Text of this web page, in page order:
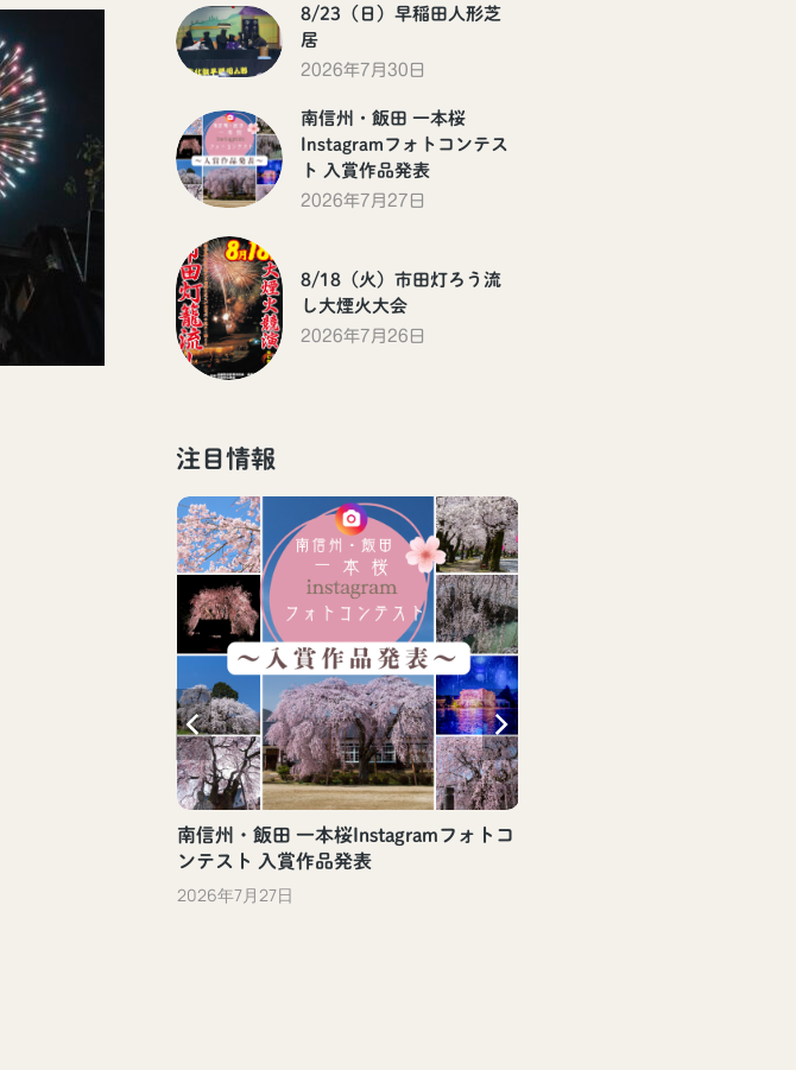
8/23（日）早稲田人形芝
居
2026年7月30日
南信州・飯田 一本桜
Instagramフォトコンテス
ト 入賞作品発表
2026年7月27日
8/18（火）市田灯ろう流
し大煙火大会
2026年7月26日
注目情報
南信州・飯田 一本桜Instagramフォトコ
ンテスト 入賞作品発表
2026年7月27日